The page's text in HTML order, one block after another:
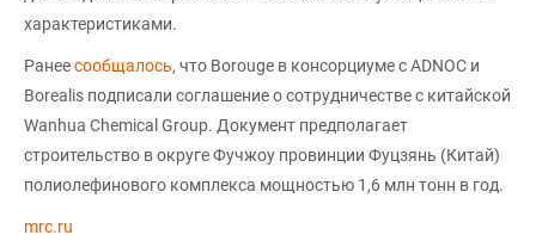
характеристиками.
Ранеесообщалось, что Borouge в консорциуме с ADNOC и
Borealis подписали соглашение о сотрудничестве с китайской
Wanhua Chemical Group. Документ предполагает
строительство в округе Фучжоу провинции Фуцзянь (Китай)
полиолефинового комплекса мощностью 1,6 млн тонн в год.
mrc.ru